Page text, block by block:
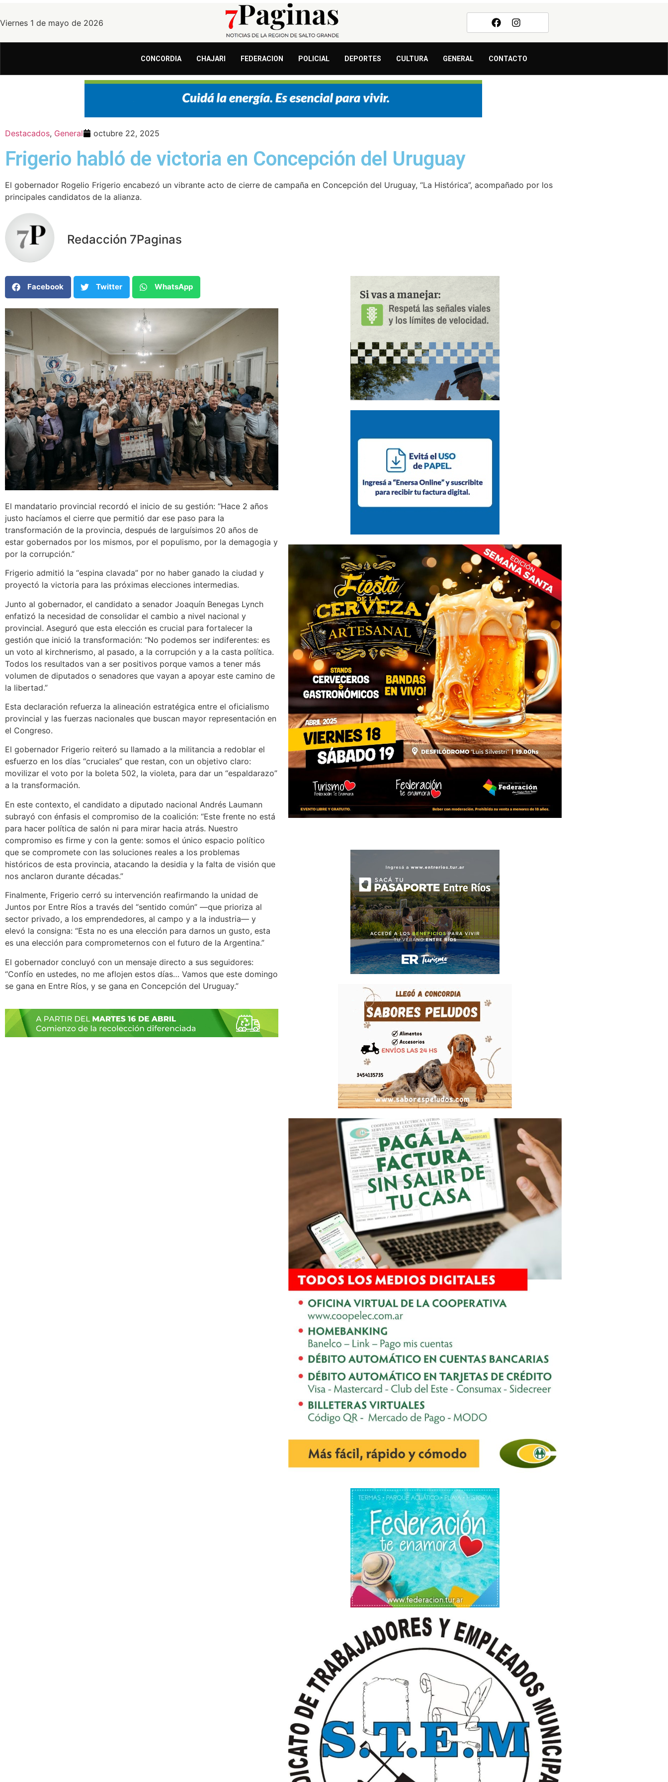
Viernes 1 de mayo de 2026
CONCORDIA CHAJARI FEDERACION POLICIAL DEPORTES CULTURA GENERAL CONTACTO
Destacados, General octubre 22, 2025
Frigerio habló de victoria en Concepción del Uruguay
El gobernador Rogelio Frigerio encabezó un vibrante acto de cierre de campaña en Concepción del Uruguay, “La Histórica”, acompañado por los
principales candidatos de la alianza.
Redacción 7Paginas
Facebook Twitter WhatsApp
El mandatario provincial recordó el inicio de su gestión: “Hace 2 años
justo hacíamos el cierre que permitió dar ese paso para la
transformación de la provincia, después de larguísimos 20 años de
estar gobernados por los mismos, por el populismo, por la demagogia y
por la corrupción.”
Frigerio admitió la “espina clavada” por no haber ganado la ciudad y
proyectó la victoria para las próximas elecciones intermedias.
Junto al gobernador, el candidato a senador Joaquín Benegas Lynch
enfatizó la necesidad de consolidar el cambio a nivel nacional y
provincial. Aseguró que esta elección es crucial para fortalecer la
gestión que inició la transformación: “No podemos ser indiferentes: es
un voto al kirchnerismo, al pasado, a la corrupción y a la casta política.
Todos los resultados van a ser positivos porque vamos a tener más
volumen de diputados o senadores que vayan a apoyar este camino de
la libertad.”
Esta declaración refuerza la alineación estratégica entre el oficialismo
provincial y las fuerzas nacionales que buscan mayor representación en
el Congreso.
El gobernador Frigerio reiteró su llamado a la militancia a redoblar el
esfuerzo en los días “cruciales” que restan, con un objetivo claro:
movilizar el voto por la boleta 502, la violeta, para dar un “espaldarazo”
a la transformación.
En este contexto, el candidato a diputado nacional Andrés Laumann
subrayó con énfasis el compromiso de la coalición: “Este frente no está
para hacer política de salón ni para mirar hacia atrás. Nuestro
compromiso es firme y con la gente: somos el único espacio político
que se compromete con las soluciones reales a los problemas
históricos de esta provincia, atacando la desidia y la falta de visión que
nos anclaron durante décadas.”
Finalmente, Frigerio cerró su intervención reafirmando la unidad de
Juntos por Entre Ríos a través del “sentido común” —que prioriza al
sector privado, a los emprendedores, al campo y a la industria— y
elevó la consigna: “Esta no es una elección para darnos un gusto, esta
es una elección para comprometernos con el futuro de la Argentina.”
El gobernador concluyó con un mensaje directo a sus seguidores:
“Confío en ustedes, no me aflojen estos días… Vamos que este domingo
se gana en Entre Ríos, y se gana en Concepción del Uruguay.”